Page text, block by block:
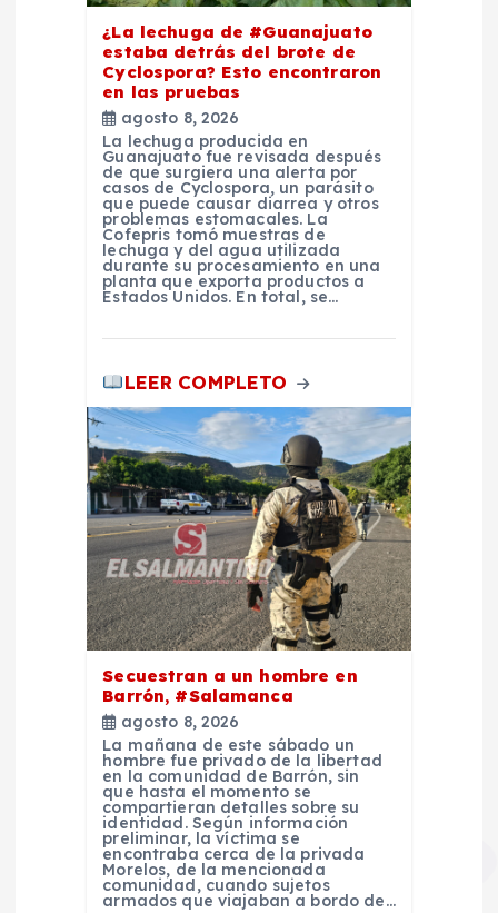
¿La lechuga de #Guanajuato
estaba detrás del brote de
Cyclospora? Esto encontraron
en las pruebas
agosto 8, 2026
La lechuga producida en
Guanajuato fue revisada después
de que surgiera una alerta por
casos de Cyclospora, un parásito
que puede causar diarrea y otros
problemas estomacales. La
Cofepris tomó muestras de
lechuga y del agua utilizada
durante su procesamiento en una
planta que exporta productos a
Estados Unidos. En total, se…
LEER COMPLETO
Secuestran a un hombre en
Barrón, #Salamanca
agosto 8, 2026
La mañana de este sábado un
hombre fue privado de la libertad
en la comunidad de Barrón, sin
que hasta el momento se
compartieran detalles sobre su
identidad. Según información
preliminar, la víctima se
encontraba cerca de la privada
Morelos, de la mencionada
comunidad, cuando sujetos
armados que viajaban a bordo de…